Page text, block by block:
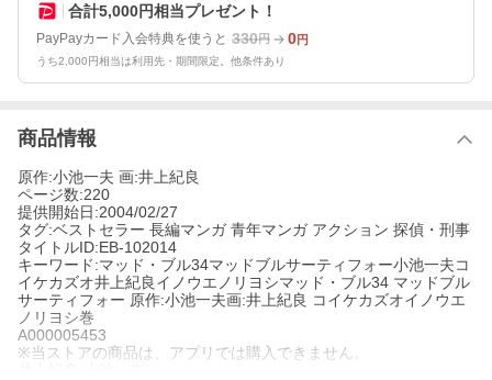
合計5,000円相当プレゼント！
PayPayカード入会特典を使うと 330円 0円
うち2,000円相当は利用先・期間限定。他条件あり
商品情報
原作:小池一夫 画:井上紀良
ページ数:220
提供開始日:2004/02/27
タグ:ベストセラー 長編マンガ 青年マンガ アクション 探偵・刑事
タイトルID:EB-102014
キーワード:マッド・ブル34マッドブルサーティフォー小池一夫コ
イケカズオ井上紀良イノウエノリヨシマッド・ブル34 マッドブル
サーティフォー 原作:小池一夫画:井上紀良 コイケカズオイノウエ
ノリヨシ巻
A000005453
※当ストアの商品は、アプリでは購入できません。
井上紀良
小池一夫